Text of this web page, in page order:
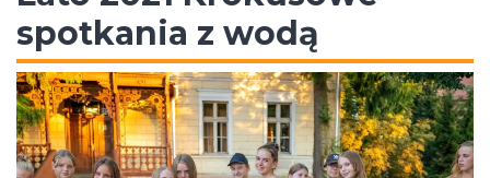
spotkania z wodą